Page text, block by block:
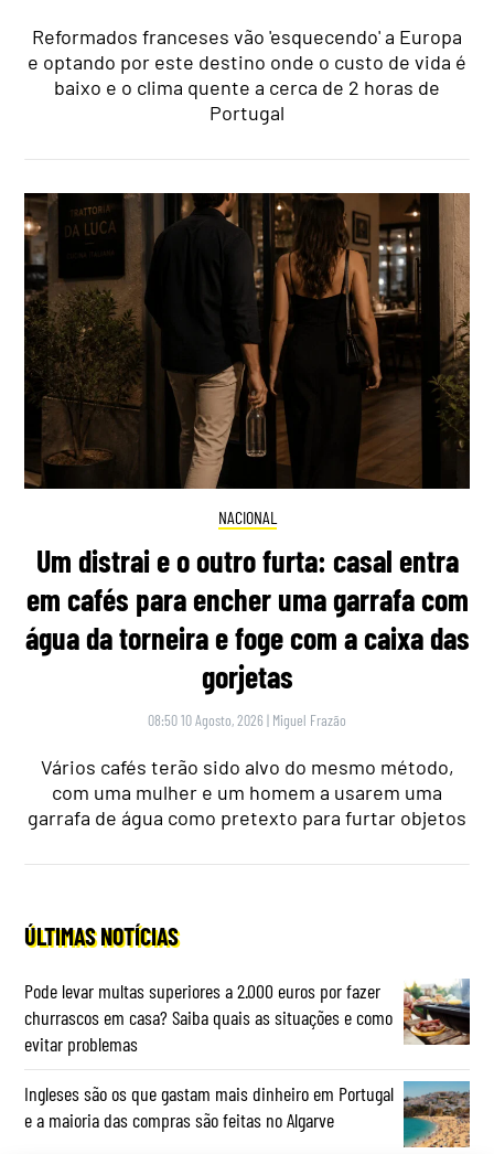
Reformados franceses vão 'esquecendo' a Europa
e optando por este destino onde o custo de vida é
baixo e o clima quente a cerca de 2 horas de
Portugal
NACIONAL
Um distrai e o outro furta: casal entra
em cafés para encher uma garrafa com
água da torneira e foge com a caixa das
gorjetas
08:50 10 Agosto, 2026 | Miguel Frazão
Vários cafés terão sido alvo do mesmo método,
com uma mulher e um homem a usarem uma
garrafa de água como pretexto para furtar objetos
ÚLTIMAS NOTÍCIAS
Pode levar multas superiores a 2.000 euros por fazer
churrascos em casa? Saiba quais as situações e como
evitar problemas
Ingleses são os que gastam mais dinheiro em Portugal
e a maioria das compras são feitas no Algarve